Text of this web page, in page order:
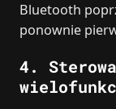
Bluetooth
ponownie
4.